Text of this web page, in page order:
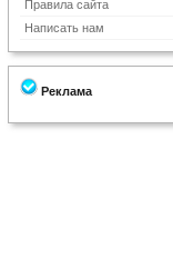
Правила сайта
Написать нам
Реклама